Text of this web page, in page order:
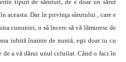
tipuri de săruturi, de e doar un sărut
aceasta. Dar în privinţa sărutului , care e
cununiei, o să încerc să vă lămuresc de
iubită înainte de nuntă, eşti doar tu cu
de a vă dărui unul celuilat. Când o faci în